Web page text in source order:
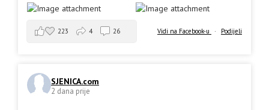
Vidi na Facebook-u · Podijeli
223 4 26
SJENICA.com
2 dana prije